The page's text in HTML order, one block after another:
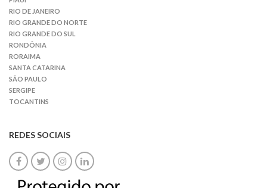
RIO DE JANEIRO
RIO GRANDE DO NORTE
RIO GRANDE DO SUL
RONDÔNIA
RORAIMA
SANTA CATARINA
SÃO PAULO
SERGIPE
TOCANTINS
REDES SOCIAIS